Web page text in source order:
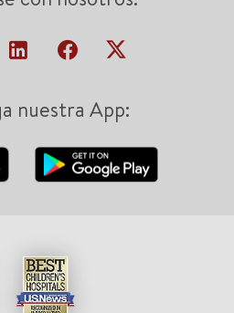
nuestra App: